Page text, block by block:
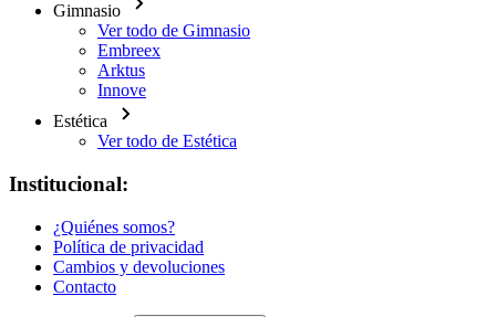
Gimnasio
Ver todo de Gimnasio
Embreex
Arktus
Innove
Estética
Ver todo de Estética
Institucional:
¿Quiénes somos?
Política de privacidad
Cambios y devoluciones
Contacto